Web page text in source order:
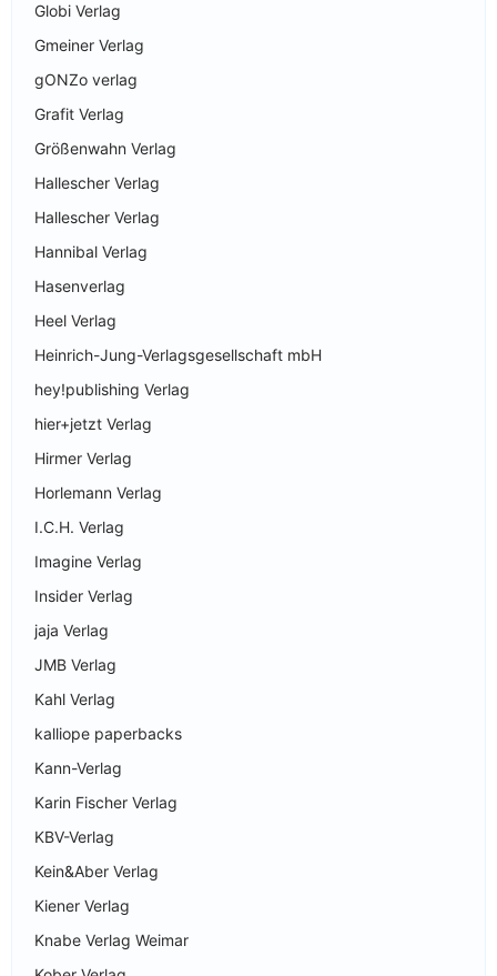
Globi Verlag
Gmeiner Verlag
gONZo verlag
Grafit Verlag
Größenwahn Verlag
Hallescher Verlag
Hallescher Verlag
Hannibal Verlag
Hasenverlag
Heel Verlag
Heinrich-Jung-Verlagsgesellschaft mbH
hey!publishing Verlag
hier+jetzt Verlag
Hirmer Verlag
Horlemann Verlag
I.C.H. Verlag
Imagine Verlag
Insider Verlag
jaja Verlag
JMB Verlag
Kahl Verlag
kalliope paperbacks
Kann-Verlag
Karin Fischer Verlag
KBV-Verlag
Kein&Aber Verlag
Kiener Verlag
Knabe Verlag Weimar